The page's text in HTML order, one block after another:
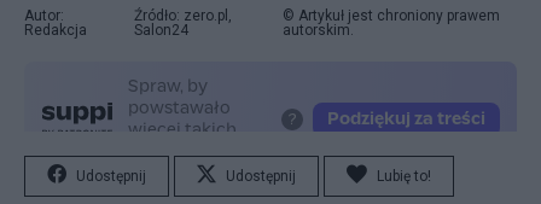
Autor:
Redakcja
Źródło: zero.pl,
Salon24
© Artykuł jest chroniony prawem
autorskim.
Udostępnij Udostępnij Lubię to!